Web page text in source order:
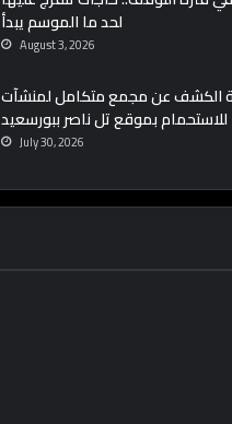
لحد ما الموسم يبدأ
August 3, 2026
الكشف عن مجمع متكامل لمنشآت
للاستحمام بموقع تل ناصر ببورسعيد
July 30, 2026